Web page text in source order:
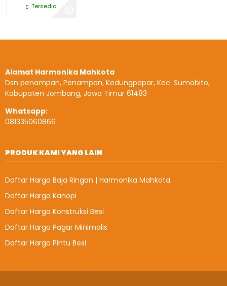
Tersedia
Alamat Harmonika Mahkota
Dsn penampan, Penampan, Kedungpapar, Kec. Sumobito,
Kabupaten Jombang, Jawa Timur 61483
Whatsapp:
081335060866
PRODUK KAMI YANG LAIN
Daftar Harga Baja Ringan | Harmonika Mahkota
Daftar Harga Kanopi
Daftar Harga Konstruksi Besi
Daftar Harga Pagar Minimalis
Daftar Harga Pintu Besi